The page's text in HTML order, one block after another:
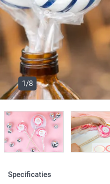
1/8
Specificaties